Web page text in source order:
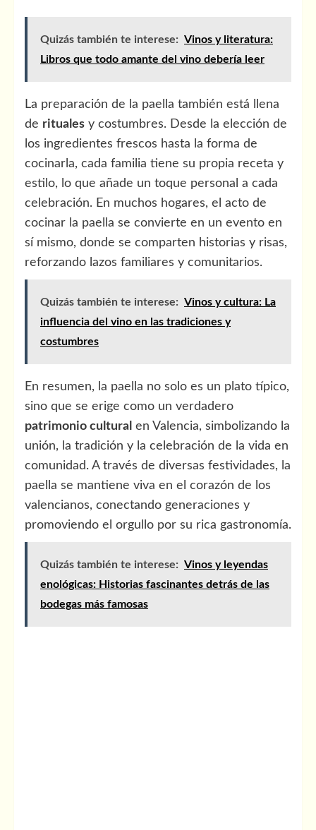
Quizás también te interese: Vinos y literatura:
Libros que todo amante del vino debería leer
La preparación de la paella también está llena
de rituales y costumbres. Desde la elección de
los ingredientes frescos hasta la forma de
cocinarla, cada familia tiene su propia receta y
estilo, lo que añade un toque personal a cada
celebración. En muchos hogares, el acto de
cocinar la paella se convierte en un evento en
sí mismo, donde se comparten historias y risas,
reforzando lazos familiares y comunitarios.
Quizás también te interese: Vinos y cultura: La
influencia del vino en las tradiciones y
costumbres
En resumen, la paella no solo es un plato típico,
sino que se erige como un verdadero
patrimonio cultural en Valencia, simbolizando la
unión, la tradición y la celebración de la vida en
comunidad. A través de diversas festividades, la
paella se mantiene viva en el corazón de los
valencianos, conectando generaciones y
promoviendo el orgullo por su rica gastronomía.
Quizás también te interese: Vinos y leyendas
enológicas: Historias fascinantes detrás de las
bodegas más famosas